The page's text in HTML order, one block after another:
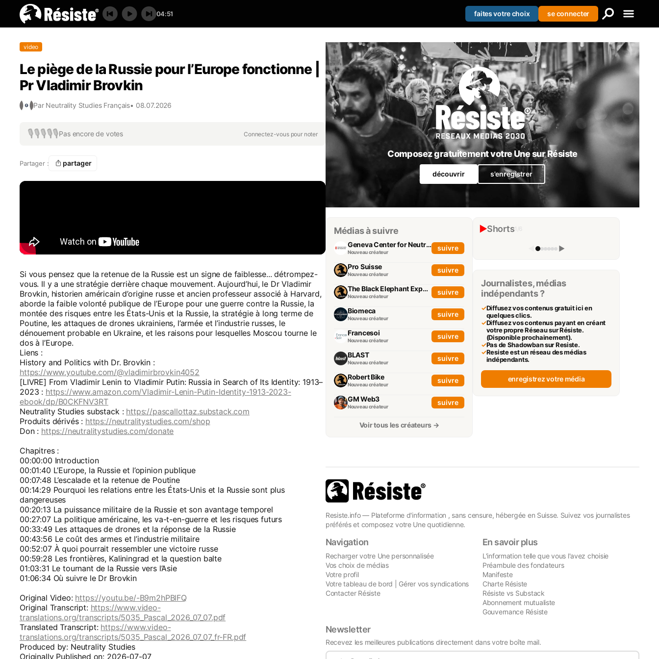
04:51 faites votre choix se connecter
Se connecter
S'enregistrer
video
Le piège de la Russie pour l’Europe fonctionne |
Pr Vladimir Brovkin
Par Neutrality Studies Français• 08.07.2026
🎙️🎙️🎙️🎙️🎙️Pas encore de votes Connectez-vous pour noter
Partager : partager
Si vous pensez que la retenue de la Russie est un signe de faiblesse... détrompez-
vous. Il y a une stratégie derrière chaque mouvement. Aujourd’hui, le Dr Vladimir
Brovkin, historien américain d’origine russe et ancien professeur associé à Harvard,
aborde la faible volonté publique de l’Europe pour une guerre contre la Russie, la
montée des risques entre les États-Unis et la Russie, la stratégie à long terme de
Poutine, les attaques de drones ukrainiens, l’armée et l’industrie russes, le
dénouement probable en Ukraine, et les raisons pour lesquelles Moscou tourne le
dos à l’Europe.
Liens :
History and Politics with Dr. Brovkin :
https://www.youtube.com/@vladimirbrovkin4052
[LIVRE] From Vladimir Lenin to Vladimir Putin: Russia in Search of Its Identity: 1913–
2023 : https://www.amazon.com/Vladimir-Lenin-Putin-Identity-1913-2023-
ebook/dp/B0CKFNV3RT
Neutrality Studies substack : https://pascallottaz.substack.com
Produits dérivés : https://neutralitystudies.com/shop
Don : https://neutralitystudies.com/donate
Chapitres :
00:00:00 Introduction
00:01:40 L’Europe, la Russie et l’opinion publique
00:07:48 L’escalade et la retenue de Poutine
00:14:29 Pourquoi les relations entre les États-Unis et la Russie sont plus
dangereuses
00:20:13 La puissance militaire de la Russie et son avantage temporel
00:27:07 La politique américaine, les va-t-en-guerre et les risques futurs
00:33:49 Les attaques de drones et la réponse de la Russie
00:43:56 Le coût des armes et l’industrie militaire
00:52:07 À quoi pourrait ressembler une victoire russe
00:59:28 Les frontières, Kaliningrad et la question balte
01:03:31 Le tournant de la Russie vers l’Asie
01:06:34 Où suivre le Dr Brovkin
Original Video: https://youtu.be/-B9m2hPBlFQ
Original Transcript: https://www.video-
translations.org/transcripts/5035_Pascal_2026_07_07.pdf
Translated Transcript: https://www.video-
translations.org/transcripts/5035_Pascal_2026_07_07_fr-FR.pdf
Produced by: Neutrality Studies
Originally Published on: 2026-07-07
Composez gratuitement votre Une sur Résiste
découvrir s'enregistrer
Médias à suivre
Geneva Center for Neutrality
Nouveau créateur
suivre
Pro Suisse
Nouveau créateur
suivre
The Black Elephant Experience
Nouveau créateur
suivre
Biomeca
Nouveau créateur
suivre
Francesoi
Nouveau créateur
suivre
BLAST
Nouveau créateur
suivre
Robert Bike
Nouveau créateur
suivre
GM Web3
Nouveau créateur
suivre
Voir tous les créateurs →
▶Shorts 1 /6
L'impertinent
▶
Journalistes, médias
indépendants ?
✓Diffusez vos contenus gratuit ici en
quelques clics.
✓Diffusez vos contenus payant en créant
votre propre Réseau sur Résiste.
(Disponible prochainement).
✓Pas de Shadowban sur Resiste.
✓Resiste est un réseau des médias
indépendants.
enregistrez votre média
Resiste.info — Plateforme d'information , sans censure, hébergée en Suisse. Suivez vos journalistes
préférés et composez votre Une quotidienne.
Navigation
Recharger votre Une personnalisée
Vos choix de médias
Votre profil
Votre tableau de bord | Gérer vos syndications
Contacter Résiste
En savoir plus
L'information telle que vous l'avez choisie
Préambule des fondateurs
Manifeste
Charte Résiste
Résiste vs Substack
Abonnement mutualiste
Gouvernance Résiste
Newsletter
Recevez les meilleures publications directement dans votre boîte mail.